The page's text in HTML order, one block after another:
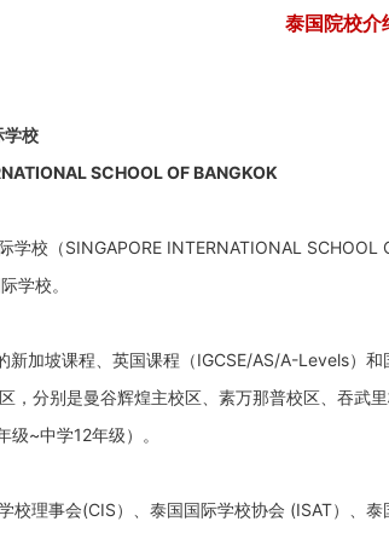
泰国院校介
学校
SCHOOL OF BANGKOK
学校（SINGAPORE INTERNATIONAL
学校。
新加坡课程、英国课程（IGCSE/AS/A-Levels）
，分别是曼谷辉煌主校区、素万那普校区、吞武
~中学12年级）。
校理事会(CIS）、泰国国际学校协会 (ISAT）、